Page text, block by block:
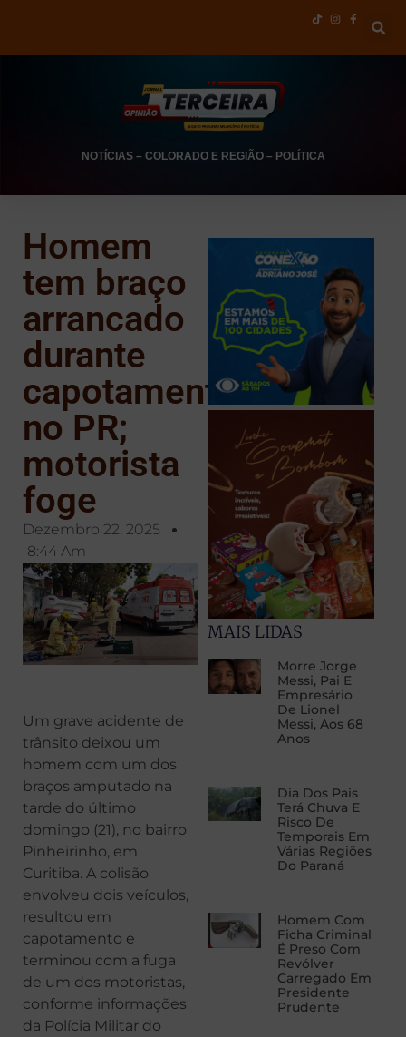
NOTÍCIAS– COLORADO E REGIÃO– POLÍTICA
Homem
tem braço
arrancado
durante
capotamento
no PR;
motorista
foge
Dezembro 22, 2025
8:44 Am
Um grave acidente de
trânsito deixou um
homem com um dos
braços amputado na
tarde do último
domingo (21), no bairro
Pinheirinho, em
Curitiba. A colisão
envolveu dois veículos,
resultou em
capotamento e
terminou com a fuga
de um dos motoristas,
conforme informações
da Polícia Militar do
MAIS LIDAS
Morre Jorge
Messi, Pai E
Empresário
De Lionel
Messi, Aos 68
Anos
Dia Dos Pais
Terá Chuva E
Risco De
Temporais Em
Várias Regiões
Do Paraná
Homem Com
Ficha Criminal
É Preso Com
Revólver
Carregado Em
Presidente
Prudente